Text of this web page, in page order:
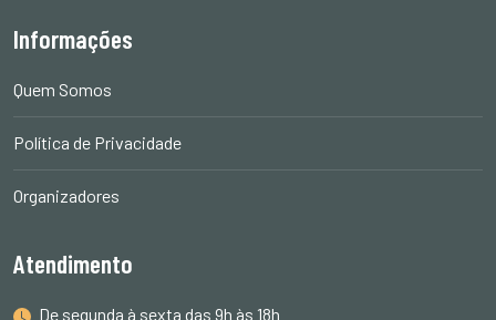
Informações
Quem Somos
Política de Privacidade
Organizadores
Atendimento
De segunda à sexta das 9h às 18h